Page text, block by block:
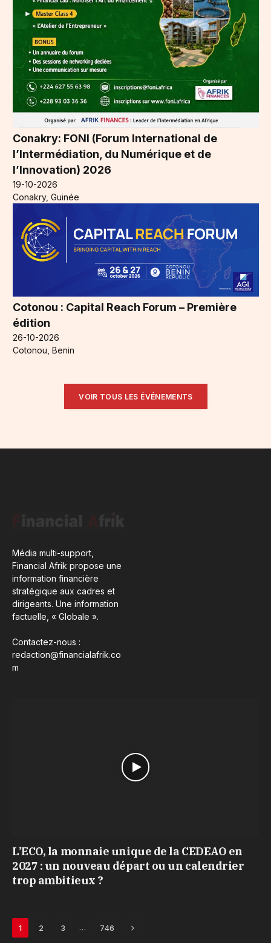
Conakry: FONI (Forum International de
l’Intermédiation, du Numérique et de
l’Innovation) 2026
19-10-2026
Conakry, Guinée
Cotonou : Capital Reach Forum – Première
édition
26-10-2026
Cotonou, Benin
VOIR TOUS LES ÉVÉNEMENTS
Média multi-support,
Financial Afrik propose une
information financière
stratégique aux cadres et
dirigeants. Une information
factuelle, « Globale ».
Contactez-nous :
redaction@financialafrik.co
m
L’ECO, la monnaie unique de la CEDEAO en
2027 : un nouveau départ ou un calendrier
trop ambitieux ?
1 2 3 … 746 Next